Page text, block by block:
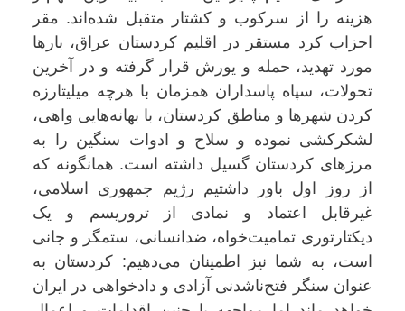
هزینه را از سرکوب و کشتار متقبل شده‌اند. مقر
احزاب کرد مستقر در اقلیم کردستان عراق، بارها
مورد تهدید، حمله و یورش قرار گرفته و در آخرین
تحولات، سپاه پاسداران همزمان با هرچه میلیتارزه
کردن شهرها و مناطق کردستان، با بهانه‌هایی واهی،
لشکرکشی نموده و سلاح و ادوات سنگین را به
مرزهای کردستان گسیل داشته است. همانگونه که
از روز اول باور داشتیم رژیم جمهوری اسلامی،
غیرقابل اعتماد و نمادی از تروریسم و یک
دیکتارتوری تمامیت‌خواه، ضدانسانی، ستمگر و جانی
است، به شما نیز اطمینان می‌دهیم: کردستان به
عنوان سنگر فتح‌ناشدنی آزادی و دادخواهی در ایران